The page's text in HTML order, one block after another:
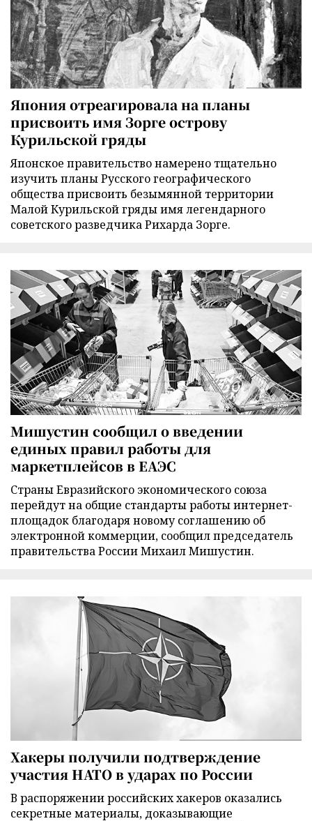
Япония отреагировала на планы
присвоить имя Зорге острову
Курильской гряды
Японское правительство намерено тщательно
изучить планы Русского географического
общества присвоить безымянной территории
Малой Курильской гряды имя легендарного
советского разведчика Рихарда Зорге.
Мишустин сообщил о введении
единых правил работы для
маркетплейсов в ЕАЭС
Страны Евразийского экономического союза
перейдут на общие стандарты работы интернет-
площадок благодаря новому соглашению об
электронной коммерции, сообщил председатель
правительства России Михаил Мишустин.
Хакеры получили подтверждение
участия НАТО в ударах по России
В распоряжении российских хакеров оказались
секретные материалы, доказывающие